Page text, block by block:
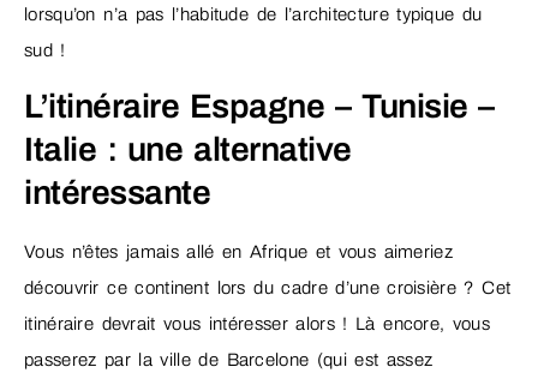
lorsqu’on n’a pas l’habitude de l’architecture typique du
sud !
L’itinéraire Espagne – Tunisie –
Italie : une alternative
intéressante
Vous n’êtes jamais allé en Afrique et vous aimeriez
découvrir ce continent lors du cadre d’une croisière ? Cet
itinéraire devrait vous intéresser alors ! Là encore, vous
passerez par la ville de Barcelone (qui est assez